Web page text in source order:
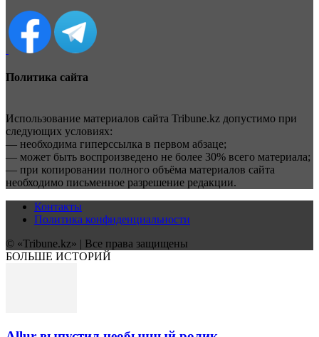
Политика сайта
Использование материалов сайта Tribune.kz допустимо при
следующих условиях:
— необходима гиперссылка в первом абзаце;
— может быть воспроизведено не более 30% всего материала;
— при копировании полного объёма материалов сайта
необходимо письменное разрешение редакции.
Контакты
Политика конфиденциальности
© «Tribune.kz» | Все права защищены
БОЛЬШЕ ИСТОРИЙ